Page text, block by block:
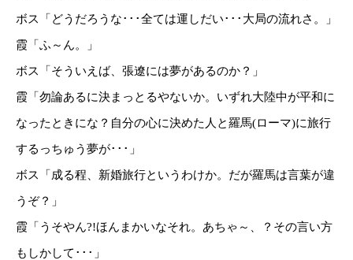
ボス「どうだろうな･･･全ては運しだい･･･大局の流れさ。」
霞「ふ～ん。」
ボス「そういえば、張遼には夢があるのか？」
霞「勿論あるに決まっとるやないか。いずれ大陸中が平和に
なったときにな？自分の心に決めた人と羅馬(ローマ)に旅行
するっちゅう夢が･･･」
ボス「成る程、新婚旅行というわけか。だが羅馬は言葉が違
うぞ？」
霞「うそやん?!ほんまかいなそれ。あちゃ～、？その言い方
もしかして･･･」